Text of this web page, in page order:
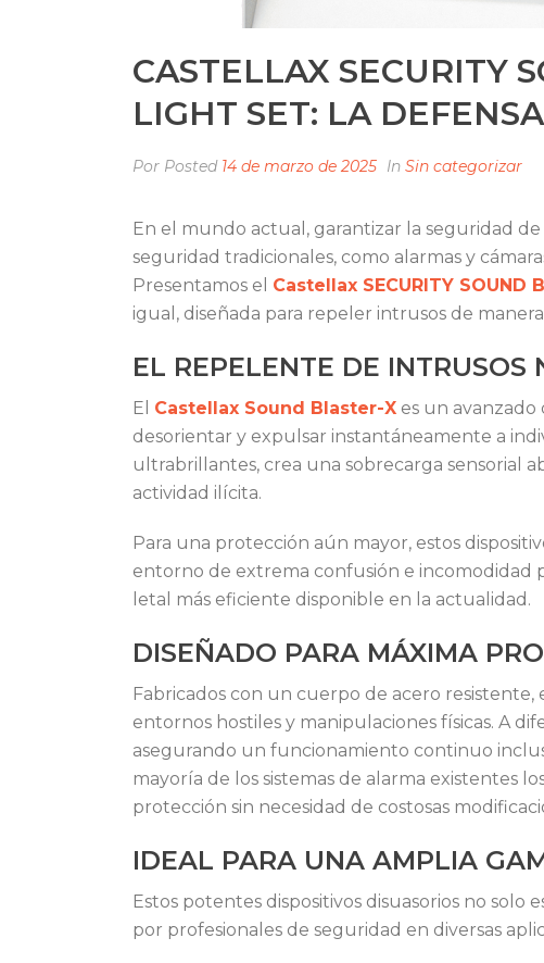
CASTELLAX SECURITY
LIGHT SET: LA
Por Posted 14 de marzo de 2025 In Sin categorizar
En el mundo actual, garantizar la seguridad de
seguridad tradicionales, como alarmas y
Presentamos el Castellax SECURITY SOUND
igual, diseñada para repeler intrusos de
EL REPELENTE DE INTRUSOS
El Castellax Sound Blaster-X es un avanzado
desorientar y expulsar instantáneamente a
ultrabrillantes, crea una sobrecarga sensorial
actividad ilícita.
Para una protección aún mayor, estos
entorno de extrema confusión e incomodidad
letal más eficiente disponible en la actualidad.
DISEÑADO PARA MÁXIMA
Fabricados con un cuerpo de acero resistente,
entornos hostiles y manipulaciones físicas. A
asegurando un funcionamiento continuo
mayoría de los sistemas de alarma existentes
protección sin necesidad de costosas
IDEAL PARA UNA AMPLIA
Estos potentes dispositivos disuasorios no
por profesionales de seguridad en diversas